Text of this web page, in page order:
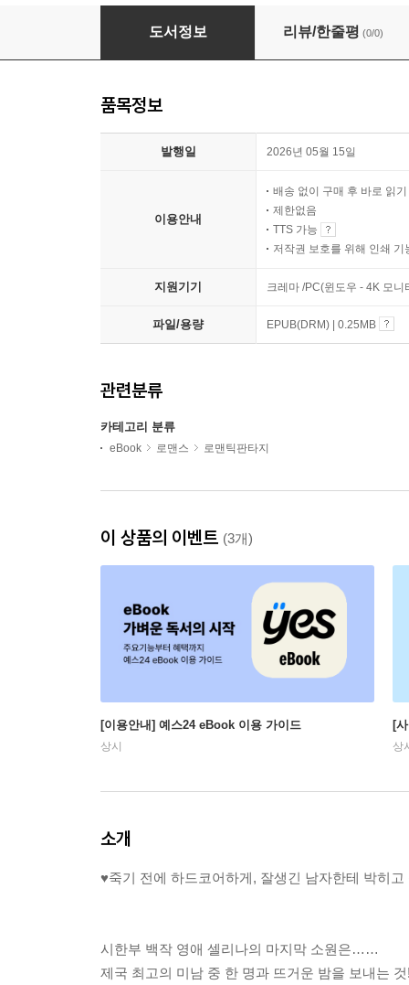
시한부 백작 영애의 섹파는 셋이다
도서정보 리뷰/한줄평 (0/0)
품목정보
발행일 2026년 05월 15일
이용안내
배송 없이 구매 후 바로 읽기
제한없음
TTS 가능
저작권 보호를 위해 인쇄 기
지원기기 크레마 /PC(윈도우 - 4K 모
파일/용량 EPUB(DRM) | 0.25MB
관련분류
카테고리 분류
eBook 로맨스 로맨틱판타지
이 상품의 이벤트 (3개)
[이용안내] 예스24 eBook 이용 가이드
상시
[
상
소개
♥죽기 전에 하드코어하게, 잘생긴 남자한테 박히고
시한부 백작 영애 셀리나의 마지막 소원은……
제국 최고의 미남 중 한 명과 뜨거운 밤을 보내는